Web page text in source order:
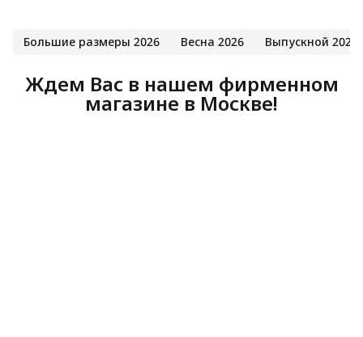
Большие размеры 2026 Весна 2026 Выпускной 2026
Ждем Вас в нашем фирменном
магазине в Москве!